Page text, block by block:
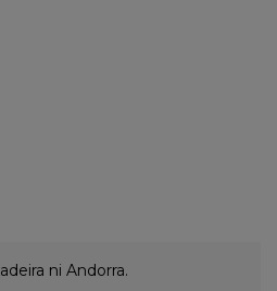
ni Andorra.